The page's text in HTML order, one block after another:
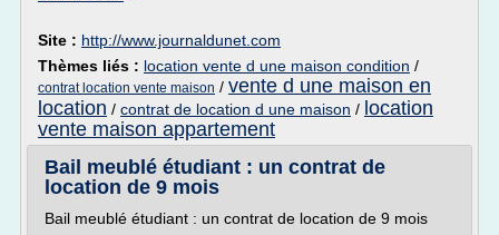
Site : http://www.journaldunet.com
Thèmes liés : location vente d une maison condition /
contrat location vente maison / vente d une maison en
location / contrat de location d une maison / location
vente maison appartement
Bail meublé étudiant : un contrat de
location de 9 mois
Bail meublé étudiant : un contrat de location de 9 mois